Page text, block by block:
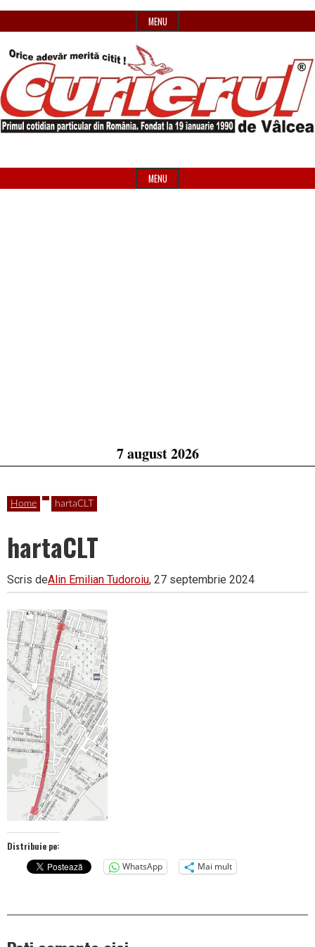
to
MENU
Curierul
Header
Widget
MENU
7 august 2026
Home hartaCLT
hartaCLT
Scris deAlin Emilian Tudoroiu, 27 septembrie 2024
Distribuie pe:
WhatsApp
Mai mult